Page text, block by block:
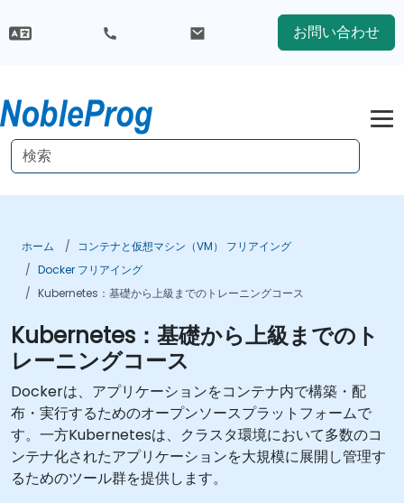
お問い合わせ
ホーム
コンテナと仮想マシン（VM） フリアイング
Docker フリアイング
Kubernetes：基礎から上級までのトレーニングコース
Kubernetes：基礎から上級までのト
レーニングコース
Dockerは、アプリケーションをコンテナ内で構築・配
布・実行するためのオープンソースプラットフォームで
す。一方Kubernetesは、クラスタ環境において多数のコ
ンテナ化されたアプリケーションを大規模に展開し管理す
るためのツール群を提供します。